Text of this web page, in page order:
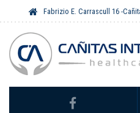
Fabrizio E. Carrascull 16 -